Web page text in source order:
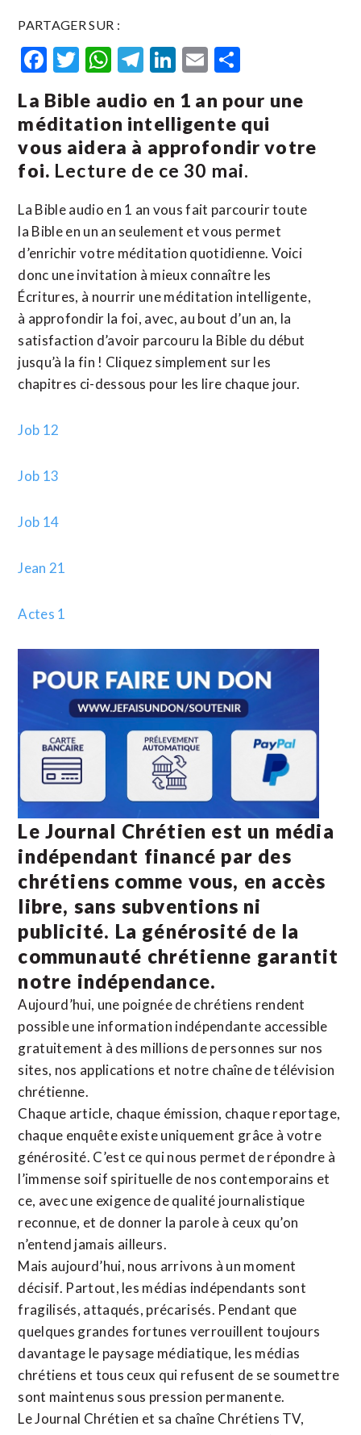
PARTAGER SUR :
Facebook
Twitter
WhatsApp
Telegram
LinkedIn
Email
La Bible audio en 1 an pour une
méditation intelligente qui
vous aidera à approfondir votre
foi. Lecture de ce 30 mai.
La Bible audio en 1 an vous fait parcourir toute
la Bible en un an seulement et vous permet
d’enrichir votre méditation quotidienne. Voici
donc une invitation à mieux connaître les
Écritures, à nourrir une méditation intelligente,
à approfondir la foi, avec, au bout d’un an, la
satisfaction d’avoir parcouru la Bible du début
jusqu’à la fin ! Cliquez simplement sur les
chapitres ci-dessous pour les lire chaque jour.
Job 12
Job 13
Job 14
Jean 21
Actes 1
Le Journal Chrétien est un média
indépendant financé par des
chrétiens comme vous, en accès
libre, sans subventions ni
publicité. La générosité de la
communauté chrétienne garantit
notre indépendance.
Aujourd’hui, une poignée de chrétiens rendent
possible une information indépendante accessible
gratuitement à des millions de personnes sur nos
sites, nos applications et notre chaîne de télévision
chrétienne.
Chaque article, chaque émission, chaque reportage,
chaque enquête existe uniquement grâce à votre
générosité. C’est ce qui nous permet de répondre à
l’immense soif spirituelle de nos contemporains et
ce, avec une exigence de qualité journalistique
reconnue, et de donner la parole à ceux qu’on
n’entend jamais ailleurs.
Mais aujourd’hui, nous arrivons à un moment
décisif. Partout, les médias indépendants sont
fragilisés, attaqués, précarisés. Pendant que
quelques grandes fortunes verrouillent toujours
davantage le paysage médiatique, les médias
chrétiens et tous ceux qui refusent de se soumettre
sont maintenus sous pression permanente.
Le Journal Chrétien et sa chaîne Chrétiens TV,